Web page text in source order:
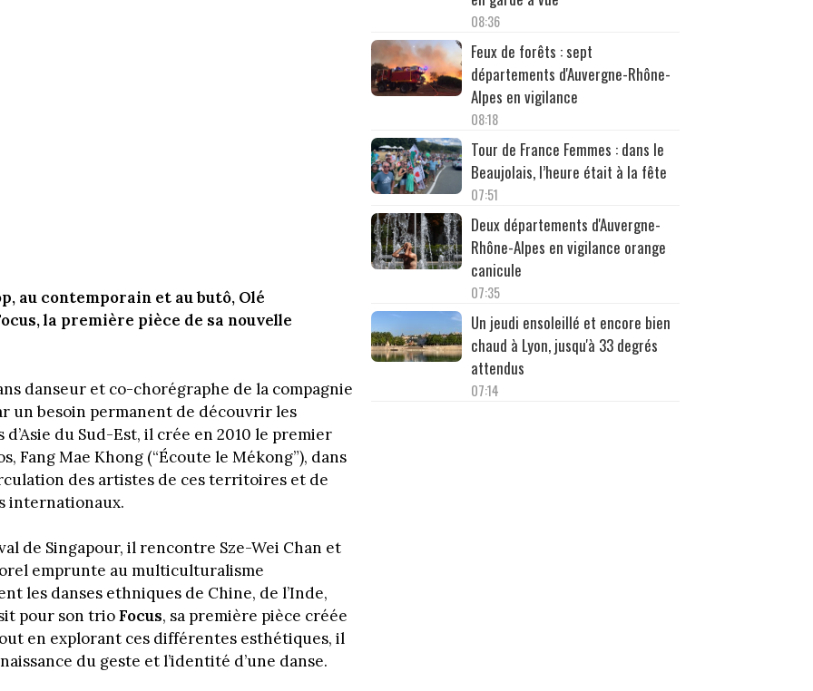
au contemporain et au butô, Olé
la première pièce de sa nouvelle
danseur et co-chorégraphe de la compagnie
un besoin permanent de découvrir les
du Sud-Est, il crée en 2010 le premier
Fang Mae Khong (“Écoute le Mékong”), dans
des artistes de ces territoires et de
internationaux.
de Singapour, il rencontre Sze-Wei Chan et
emprunte au multiculturalisme
les danses ethniques de Chine, de l’Inde,
pour son trioFocus, sa première pièce créée
en explorant ces différentes esthétiques, il
du geste et l’identité d’une danse.
08:36
Feux de forêts : sept
départements d'Auvergne-Rhône-
Alpes en vigilance
08:18
Tour de France Femmes : dans le
Beaujolais, l’heure était à la fête
07:51
Deux départements d'Auvergne-
Rhône-Alpes en vigilance orange
canicule
07:35
Un jeudi ensoleillé et encore bien
chaud à Lyon, jusqu'à 33 degrés
attendus
07:14